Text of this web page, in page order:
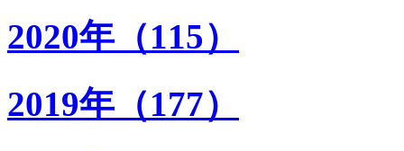
2020年（115）
2019年（177）